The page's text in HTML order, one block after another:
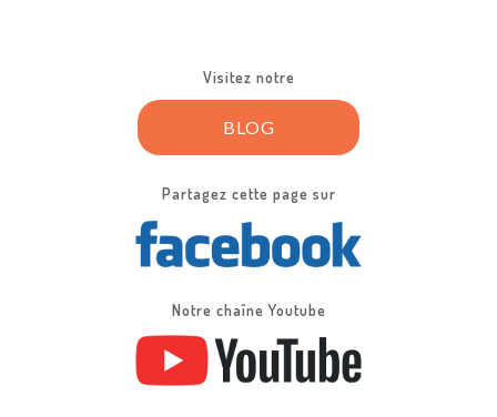
Visitez notre
BLOG
Partagez cette page sur
Notre chaîne Youtube